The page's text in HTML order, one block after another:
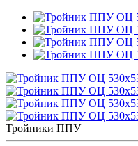
Тройники ППУ